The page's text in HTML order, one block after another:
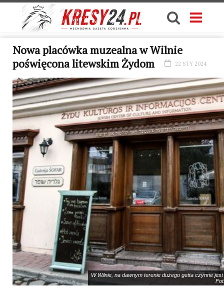
Nowa placówka muzealna w Wilnie
poświęcona litewskim Żydom
22 STY 2024
W Wilnie, na dawnym terenie dużego getta czynne